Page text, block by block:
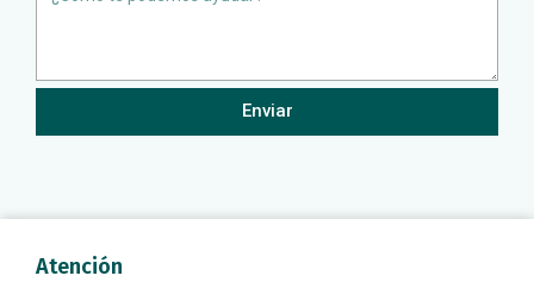
Enviar
Atención